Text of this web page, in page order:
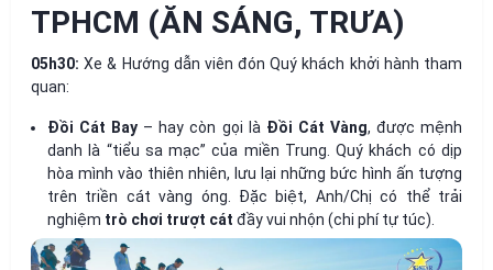
TPHCM (ĂN SÁNG, TRƯA)
05h30: Xe & Hướng dẫn viên đón Quý khách khởi hành tham
quan:
Đồi Cát Bay – hay còn gọi là Đồi Cát Vàng, được mệnh
danh là “tiểu sa mạc” của miền Trung. Quý khách có dịp
hòa mình vào thiên nhiên, lưu lại những bức hình ấn tượng
trên triền cát vàng óng. Đặc biệt, Anh/Chị có thể trải
nghiệm trò chơi trượt cát đầy vui nhộn (chi phí tự túc).